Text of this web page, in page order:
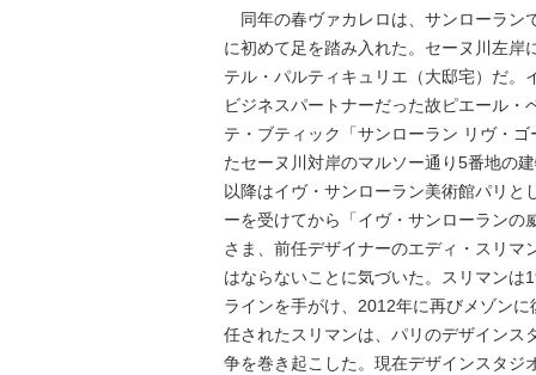
同年の春ヴァカレロは、サンローラン
に初めて足を踏み入れた。セーヌ川左
テル・パルティキュリエ（大邸宅）だ
ビジネスパートナーだった故ピエール
テ・ブティック「サンローラン リヴ・
たセーヌ川対岸のマルソー通り5番地の
以降はイヴ・サンローラン美術館パリ
ーを受けてから「イヴ・サンローラン
さま、前任デザイナーのエディ・スリ
はならないことに気づいた。スリマン
ラインを手がけ、2012年に再びメゾン
任されたスリマンは、パリのデザインス
争を巻き起こした。現在デザインスタジ